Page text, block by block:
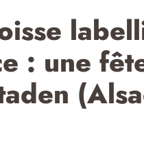
: une